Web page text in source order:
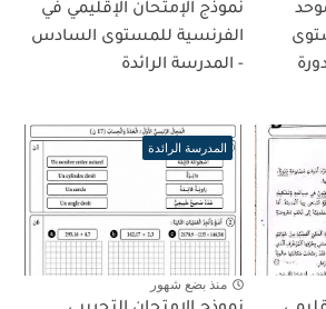
نموذج الإمتحان الإقليمي في
الفرنسية للمستوى السادس
- المدرسة الرائدة
المدرسة الرائدة
منذ بضع شهور